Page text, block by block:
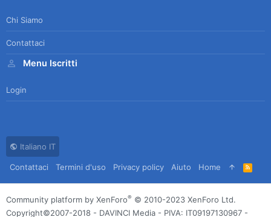
Chi Siamo
Contattaci
Menu Iscritti
Login
Italiano IT
Contattaci Termini d'uso Privacy policy Aiuto Home
R
S
Community platform by XenForo® © 2010-2023 XenForo Ltd.
Copyright©2007-2018 - DAVINCI Media - PIVA: IT09197130967 -